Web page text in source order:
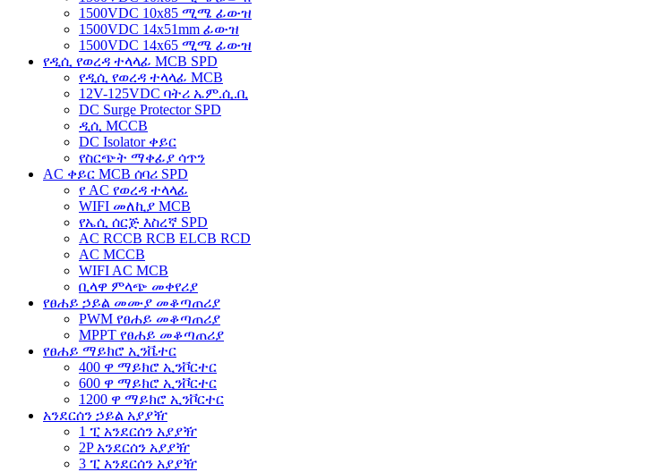
1500VDC 10x85 ሚሜ ፊውዝ
1500VDC 14x51mm ፊውዝ
1500VDC 14x65 ሚሜ ፊውዝ
የዲሲ የወረዳ ተላላፊ MCB SPD
የዲሲ የወረዳ ተላላፊ MCB
12V-125VDC ባትሪ ኤም.ሲ.ቢ
DC Surge Protector SPD
ዲሲ MCCB
DC Isolator ቀይር
የስርጭት ማቀፊያ ሳጥን
AC ቀይር MCB ሰባሪ SPD
የ AC የወረዳ ተላላፊ
WIFI መለኪያ MCB
የኤሲ ሰርጅ እስረኛ SPD
AC RCCB RCB ELCB RCD
AC MCCB
WIFI AC MCB
ቢላዋ ምላጭ መቀየሪያ
የፀሐይ ኃይል መሙያ መቆጣጠሪያ
PWM የፀሐይ መቆጣጠሪያ
MPPT የፀሐይ መቆጣጠሪያ
የፀሐይ ማይክሮ ኢንቬተር
400 ዋ ማይክሮ ኢንቮርተር
600 ዋ ማይክሮ ኢንቮርተር
1200 ዋ ማይክሮ ኢንቮርተር
አንደርሰን ኃይል አያያዥ
1 ፒ አንደርሰን አያያዥ
2P አንደርሰን አያያዥ
3 ፒ አንደርሰን አያያዥ